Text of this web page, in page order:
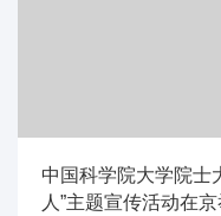
中国科学院大学院士
人”主题宣传活动在